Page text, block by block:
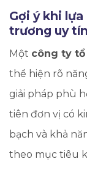
Gợi ý khi
trương uy tín
Một công ty
thể hiện rõ
giải pháp phù
tiên đơn vị có
bạch và khả
theo mục tiêu